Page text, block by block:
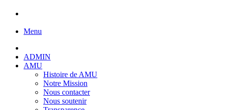
Menu
ADMIN
AMU
Histoire de AMU
Notre Mission
Nous contacter
Nous soutenir